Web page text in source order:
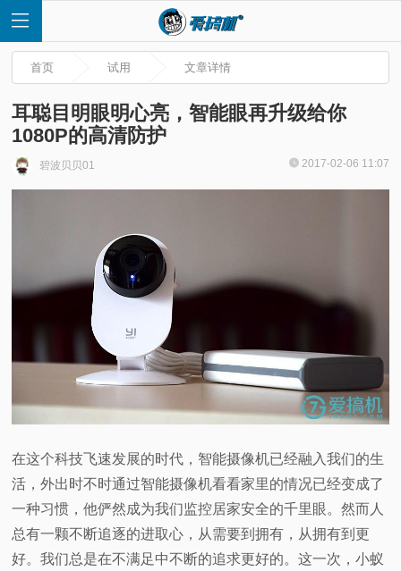
首
讯
视
普
首页 试用 文章详情
耳聪目明眼明心亮，智能眼再升级给你
1080P的高清防护
碧波贝贝01 2017-02-06 11:07
在这个科技飞速发展的时代，智能摄像机已经融入我们的生
活，外出时不时通过智能摄像机看看家里的情况已经变成了
一种习惯，他俨然成为我们监控居家安全的千里眼。然而人
总有一颗不断追逐的进取心，从需要到拥有，从拥有到更
好。我们总是在不满足中不断的追求更好的。这一次，小蚁